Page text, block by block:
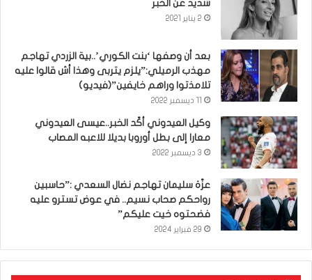
شديد عن الخبر
2 يناير 2021
بعد أن وصفها ‘بنت الكوري’..بية الزردي تهاجم
مهذب الرميلي:”يلزم يتربى وهذا أش قالوا عليه
تلامذتوا وراهم خايفين”(فيديو)
وكيل العيدوني أكّد الخبر..عيسى العيدوني
معارا إلى بطل أوروبا بديلا للاعبه المصاب
3 ديسمبر 2022
عزّة سليمان تهاجم نضال السعدي :”حاسبين
رواحكم صحاب نسيم.. في عوض تسترو عليه
فضحتوه خيت عليكم”
29 فبراير 2024